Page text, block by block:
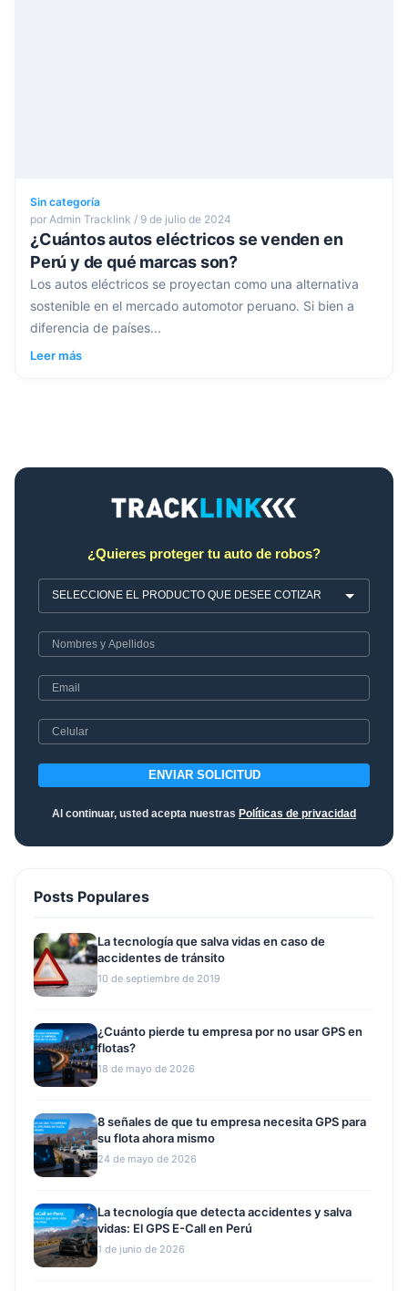
Sin categoría
por Admin Tracklink / 9 de julio de 2024
¿Cuántos autos eléctricos se venden en
Perú y de qué marcas son?
Los autos eléctricos se proyectan como una alternativa
sostenible en el mercado automotor peruano. Si bien a
diferencia de países...
Leer más
¿Quieres proteger tu auto de robos?
ENVIAR SOLICITUD
Al continuar, usted acepta nuestras Políticas de privacidad
Posts Populares
La tecnología que salva vidas en caso de
accidentes de tránsito
10 de septiembre de 2019
¿Cuánto pierde tu empresa por no usar GPS en
flotas?
18 de mayo de 2026
8 señales de que tu empresa necesita GPS para
su flota ahora mismo
24 de mayo de 2026
La tecnología que detecta accidentes y salva
vidas: El GPS E-Call en Perú
1 de junio de 2026